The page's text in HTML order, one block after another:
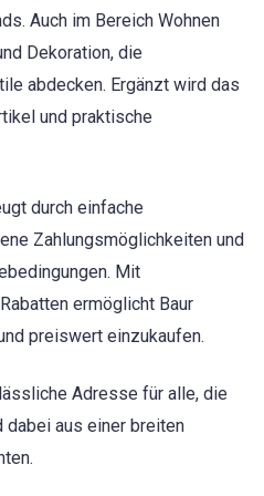
Auch im Bereich Wohnen
Dekoration, die
abdecken. Ergänzt wird das
und praktische
durch einfache
Zahlungsmöglichkeiten und
Mit
ermöglicht Baur
preiswert einzukaufen.
Adresse für alle, die
dabei aus einer breiten